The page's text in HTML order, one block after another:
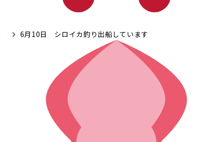
6月10日 シロイカ釣り出船しています